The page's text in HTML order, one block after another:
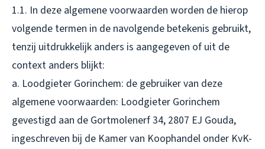
1.1. In deze algemene voorwaarden worden de hierop
volgende termen in de navolgende betekenis gebruikt,
tenzij uitdrukkelijk anders is aangegeven of uit de
context anders blijkt:
a. Loodgieter Gorinchem: de gebruiker van deze
algemene voorwaarden: Loodgieter Gorinchem
gevestigd aan de Gortmolenerf 34, 2807 EJ Gouda,
ingeschreven bij de Kamer van Koophandel onder KvK-